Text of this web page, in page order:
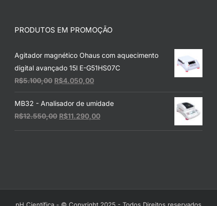
PRODUTOS EM PROMOÇÃO
Agitador magnético Ohaus com aquecimento
digital avançado 15l E-G51HS07C
R$5.100,00 O
preço
original
era:
R$5.100,00.
R$4.050,00O
preço
atual
é:
R$4.050,00.
MB32 - Analisador de umidade
R$12.550,00 O
R$11.290,00O